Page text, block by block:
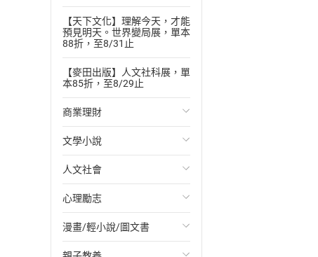
【天下文化】理解今天，才能
預見明天。世界變局展，單本
88折，至8/31止
【麥田出版】人文社科展，單
本85折，至8/29止
商業理財
投資理財
經濟/趨勢
財務/金融
管理/領導
文學小說
歐美文學
日本文學
韓國文學
人文社會
國際關係
政治
心理勵志
心靈成長/情緒
漫畫/輕小說/圖文書